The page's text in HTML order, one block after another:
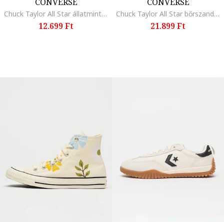
Chuck Taylor All Star állatmintás vászoncipő, Sötétbarna/Tevebarna
12.699 Ft
Chuck Taylor All Star bőrszandál, Fekete
21.899 Ft